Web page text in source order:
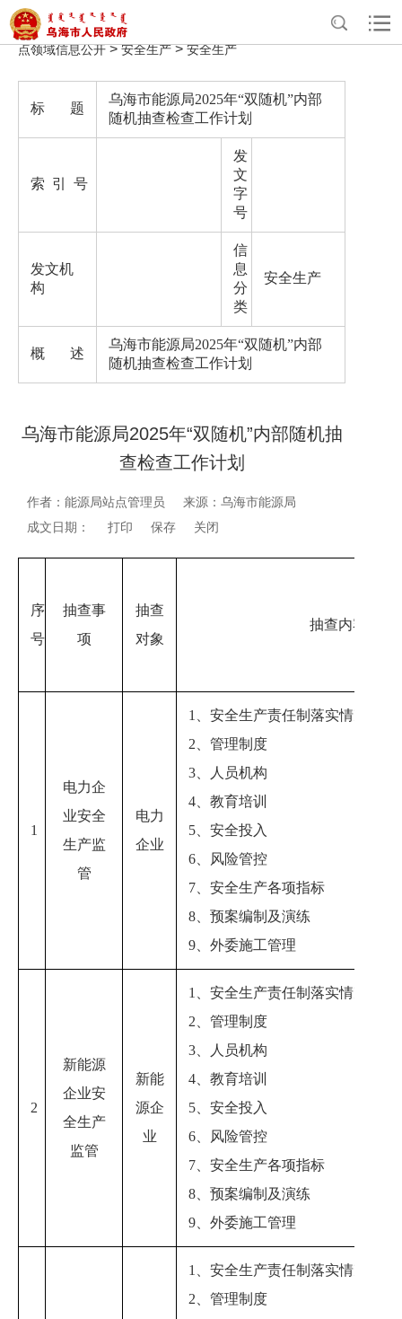
首页 >政务公开>政府信息公开
重
点领域信息公开>安全生产>安全生产
标 题
乌海市能源局2025年“双随机”内部
随机抽查检查工作计划
索 引 号
发
文
字
号
发文机
构
信
息
分
类
安全生产
概 述
乌海市能源局2025年“双随机”内部
随机抽查检查工作计划
乌海市能源局2025年“双随机”内部随机抽
查检查工作计划
作者：能源局站点管理员
来源：乌海市能源局
成文日期：
打印 保存 关闭
序
号
抽查事
项
抽查
对象
抽查内容
1
电力企
业安全
生产监
管
电力
企业
1、安全生产责任制落实情况
2、管理制度
3、人员机构
4、教育培训
5、安全投入
6、风险管控
7、安全生产各项指标
8、预案编制及演练
9、外委施工管理
2
新能源
企业安
全生产
监管
新能
源企
业
1、安全生产责任制落实情况
2、管理制度
3、人员机构
4、教育培训
5、安全投入
6、风险管控
7、安全生产各项指标
8、预案编制及演练
9、外委施工管理
1、安全生产责任制落实情况
2、管理制度